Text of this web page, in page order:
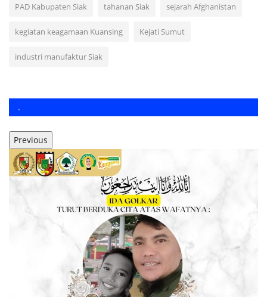
PAD Kabupaten Siak tahanan Siak sejarah Afghanistan
kegiatan keagamaan Kuansing Kejati Sumut
industri manufaktur Siak
.
Previous